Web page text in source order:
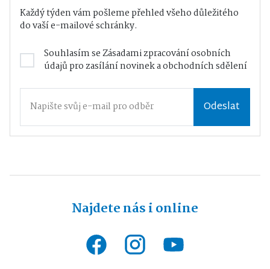
Každý týden vám pošleme přehled všeho důležitého
do vaší e-mailové schránky.
Souhlasím seZásadami zpracování osobních
údajůpro zasílání novinek a obchodních sdělení
Odeslat
Najdete nás i online